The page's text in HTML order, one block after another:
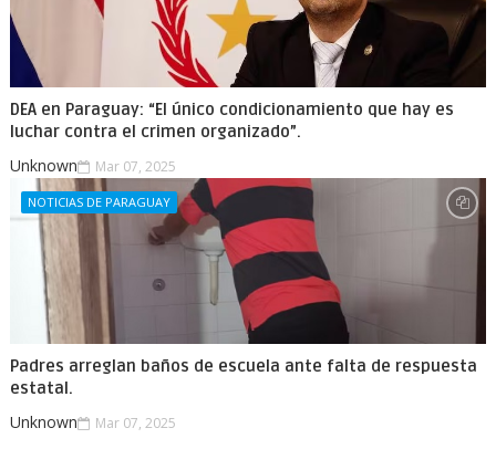
DEA en Paraguay: “El único condicionamiento que hay es
luchar contra el crimen organizado”.
Unknown Mar 07, 2025
NOTICIAS DE PARAGUAY
Padres arreglan baños de escuela ante falta de respuesta
estatal.
Unknown Mar 07, 2025